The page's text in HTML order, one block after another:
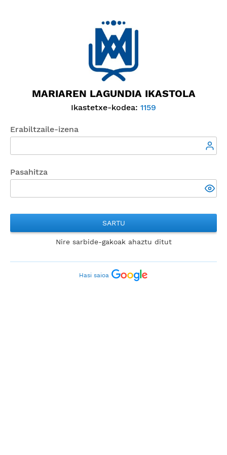
MARIAREN LAGUNDIA IKASTOLA
Ikastetxe-kodea: 1159
Erabiltzaile-izena
Pasahitza
SARTU
Nire sarbide-gakoak ahaztu ditut
Hasi saioa